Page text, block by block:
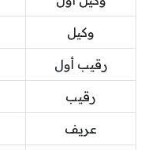
وكيل
رقيب أول
رقيب
عريف